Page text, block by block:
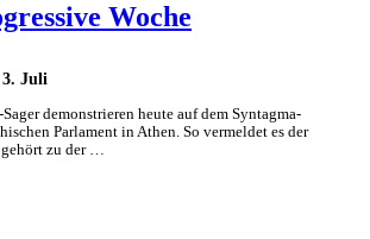
3. Juli
Woche
demonstrieren heute auf dem Syntagma-
Parlament in Athen. So vermeldet es der
zu der …